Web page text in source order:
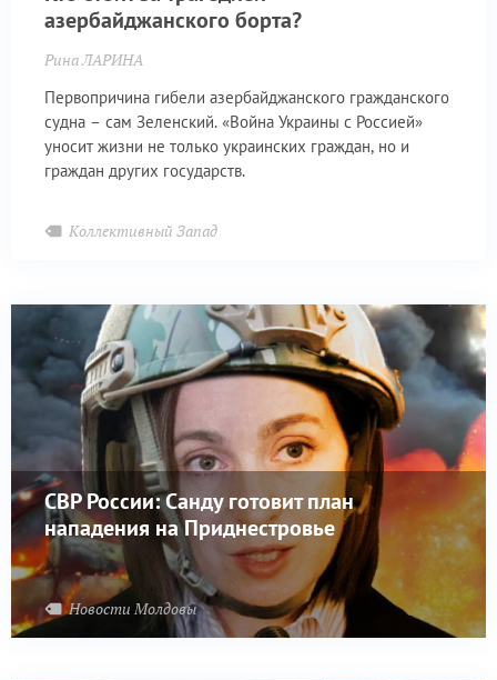
азербайджанского борта?
Рина ЛАРИНА
Первопричина гибели азербайджанского гражданского
судна – сам Зеленский. «Война Украины с Россией»
уносит жизни не только украинских граждан, но и
граждан других государств.
Коллективный Запад
СВР России: Санду готовит план
нападения на Приднестровье
Новости Молдовы